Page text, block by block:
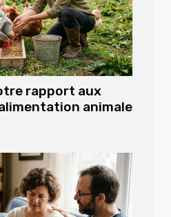
rapport aux
animale